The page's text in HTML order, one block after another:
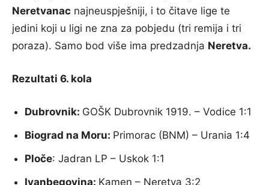
Neretvanac najneuspješniji, i to čitave lige te
jedini koji u ligi ne zna za pobjedu (tri remija i tri
poraza). Samo bod više ima predzadnja Neretva.
Rezultati 6. kola
Dubrovnik: GOŠK Dubrovnik 1919. – Vodice 1:1
Biograd na Moru: Primorac (BNM) – Urania 1:4
Ploče: Jadran LP – Uskok 1:1
Ivanbegovina: Kamen – Neretva 3:2